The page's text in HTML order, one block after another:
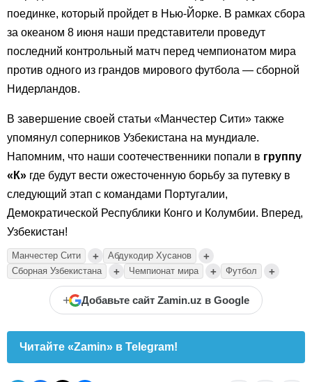
поединке, который пройдет в Нью-Йорке. В рамках сбора
за океаном 8 июня наши представители проведут
последний контрольный матч перед чемпионатом мира
против одного из грандов мирового футбола — сборной
Нидерландов.
В завершение своей статьи «Манчестер Сити» также
упомянул соперников Узбекистана на мундиале.
Напомним, что наши соотечественники попали в группу
«К» где будут вести ожесточенную борьбу за путевку в
следующий этап с командами Португалии,
Демократической Республики Конго и Колумбии. Вперед,
Узбекистан!
Манчестер Сити + Абдукодир Хусанов +
Сборная Узбекистана + Чемпионат мира + Футбол +
+ Добавьте сайт Zamin.uz в Google
Читайте «Zamin» в Telegram!